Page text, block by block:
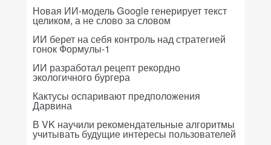
Новая ИИ-модель Google генерирует текст
целиком, а не слово за словом
ИИ берет на себя контроль над стратегией
гонок Формулы-1
ИИ разработал рецепт рекордно
экологичного бургера
Кактусы оспаривают предположения
Дарвина
В VK научили рекомендательные алгоритмы
учитывать будущие интересы пользователей